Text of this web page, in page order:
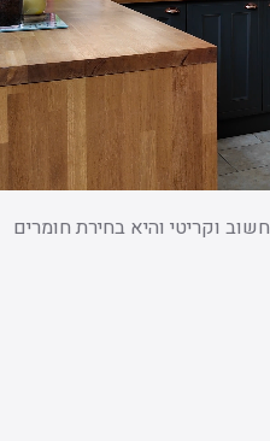
וקריטי והיא בחירת חומרים